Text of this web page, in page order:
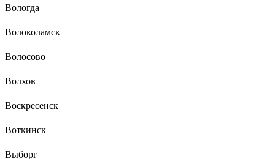
Вологда
Волоколамск
Волосово
Волхов
Воскресенск
Воткинск
Выборг